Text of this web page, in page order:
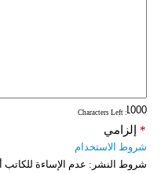
: Characters Left
إلزامي *
شروط الاستخدام
شروط النشر: عدم الإساءة